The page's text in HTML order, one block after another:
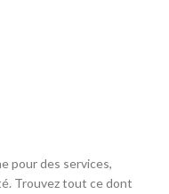
pour des services,
Trouvez tout ce dont